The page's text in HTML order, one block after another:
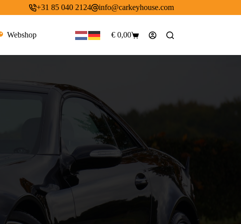
+31 85 040 2124 info@carkeyhouse.com
Webshop Winkelwagen
€0,00